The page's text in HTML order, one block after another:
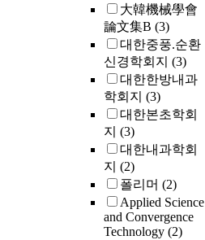
大韓機械學會
論文集B (3)
대한중풍.순환
신경학회지 (3)
대한한방내과
학회지 (3)
대한본초학회
지 (3)
대한내과학회
지 (2)
폴리머 (2)
Applied Science
and Convergence
Technology (2)